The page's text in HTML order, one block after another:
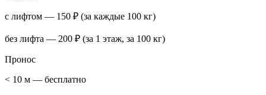
с лифтом — 150 ₽ (за каждые 100 кг)
без лифта — 200 ₽ (за 1 этаж, за 100 кг)
Пронос
< 10 м — бесплатно